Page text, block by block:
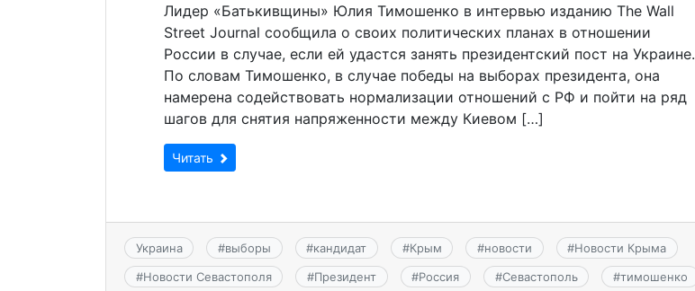
Лидер «Батькивщины» Юлия Тимошенко в интервью изданию The Wall
Street Journal сообщила о своих политических планах в отношении
России в случае, если ей удастся занять президентский пост на Украине.
По словам Тимошенко, в случае победы на выборах президента, она
намерена содействовать нормализации отношений с РФ и пойти на ряд
шагов для снятия напряженности между Киевом […]
Читать
Украина #выборы #кандидат #Крым #новости #Новости Крыма
#Новости Севастополя #Президент #Россия #Севастополь #тимошенко